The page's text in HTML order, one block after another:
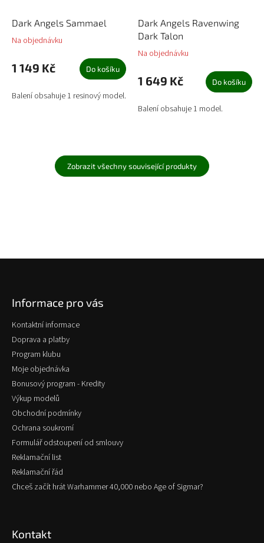
Dark Angels Sammael
Na objednávku
1 149 Kč Do košíku
Balení obsahuje 1 resinový model.
Dark Angels Ravenwing
Dark Talon
Na objednávku
1 649 Kč Do košíku
Balení obsahuje 1 model.
Zobrazit všechny související produkty
Informace pro vás
Kontaktní informace
Doprava a platby
Program klubu
Moje objednávka
Bonusový program - Kredity
Výkup modelů
Obchodní podmínky
Ochrana soukromí
Formulář odstoupení od smlouvy
Reklamační list
Reklamační řád
Chceš začít hrát Warhammer 40,000 nebo Age of Sigmar?
Kontakt